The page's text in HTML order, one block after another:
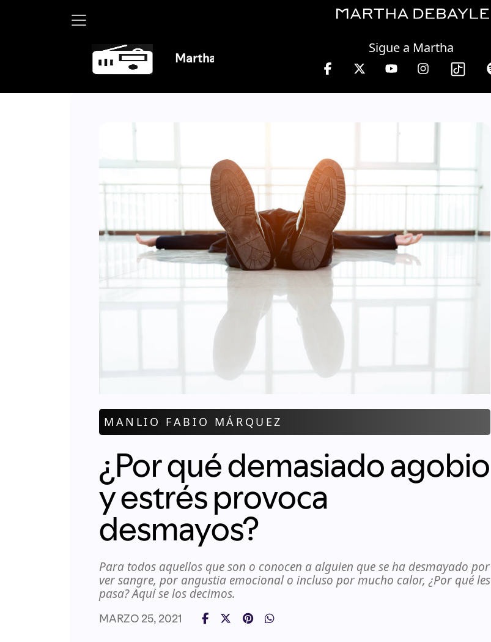
Sigue a Martha
Martha Debayle en W, lunes a viernes de 10 a 13 hrs.
MANLIO FABIO MÁRQUEZ
¿Por qué demasiado agobio
y estrés provoca
desmayos?
Para todos aquellos que son o conocen a alguien que se ha desmayado por
ver sangre, por angustia emocional o incluso por mucho calor, ¿Por qué les
pasa? Aquí se los decimos.
MARZO 25, 2021